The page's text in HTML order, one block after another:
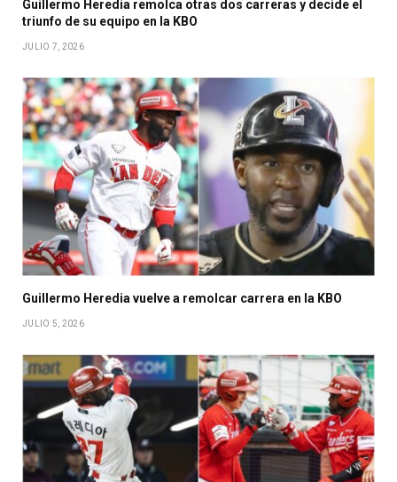
Guillermo Heredia remolca otras dos carreras y decide el
triunfo de su equipo en la KBO
JULIO 7, 2026
Guillermo Heredia vuelve a remolcar carrera en la KBO
JULIO 5, 2026